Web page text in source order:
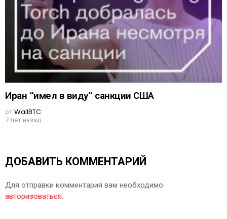
Иран “имел в виду” санкции США
отWallBTC
7 лет назад
ДОБАВИТЬ КОММЕНТАРИЙ
Для отправки комментария вам необходимо
авторизоваться.